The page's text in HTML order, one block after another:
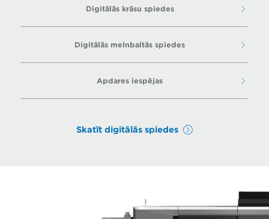
Digitālās krāsu spiedes
Digitālās melnbaltās spiedes
Apdares iespējas
Skatīt digitālās spiedes